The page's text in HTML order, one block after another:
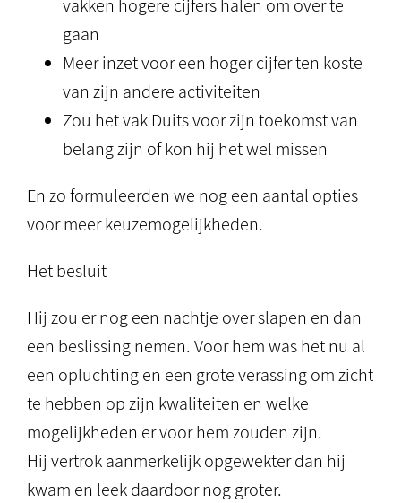
vakken hogere cijfers halen om over te
gaan
Meer inzet voor een hoger cijfer ten koste
van zijn andere activiteiten
Zou het vak Duits voor zijn toekomst van
belang zijn of kon hij het wel missen
En zo formuleerden we nog een aantal opties
voor meer keuzemogelijkheden.
Het besluit
Hij zou er nog een nachtje over slapen en dan
een beslissing nemen. Voor hem was het nu al
een opluchting en een grote verassing om zicht
te hebben op zijn kwaliteiten en welke
mogelijkheden er voor hem zouden zijn.
Hij vertrok aanmerkelijk opgewekter dan hij
kwam en leek daardoor nog groter.